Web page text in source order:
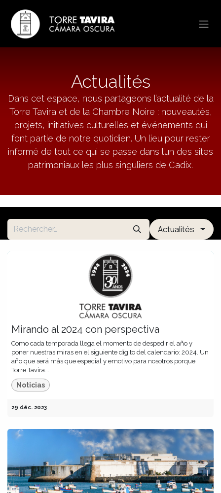
Actualités
Dans cet espace, nous partageons l’actualité de la
Torre Tavira et de la Chambre Noire : nouveautés,
projets, initiatives culturelles et événements qui
font partie de notre quotidien. Un lieu pour rester
informé de tout ce qui se passe dans l’un des sites
patrimoniaux les plus singuliers de Cadix.
Actualités
Mirando al 2024 con perspectiva
Como cada temporada llega el momento de despedir el año y
poner nuestras miras en el siguiente dígito del calendario: 2024. Un
año que será más que especial y emotivo para nosotros porque
Torre Tavira...
Noticias
29 déc. 2023